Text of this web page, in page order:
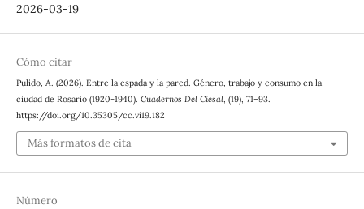
2026-03-19
Cómo citar
Pulido, A. (2026). Entre la espada y la pared. Género, trabajo y consumo en la
ciudad de Rosario (1920-1940). Cuadernos Del Ciesal, (19), 71–93.
https://doi.org/10.35305/cc.vi19.182
Más formatos de cita
Número